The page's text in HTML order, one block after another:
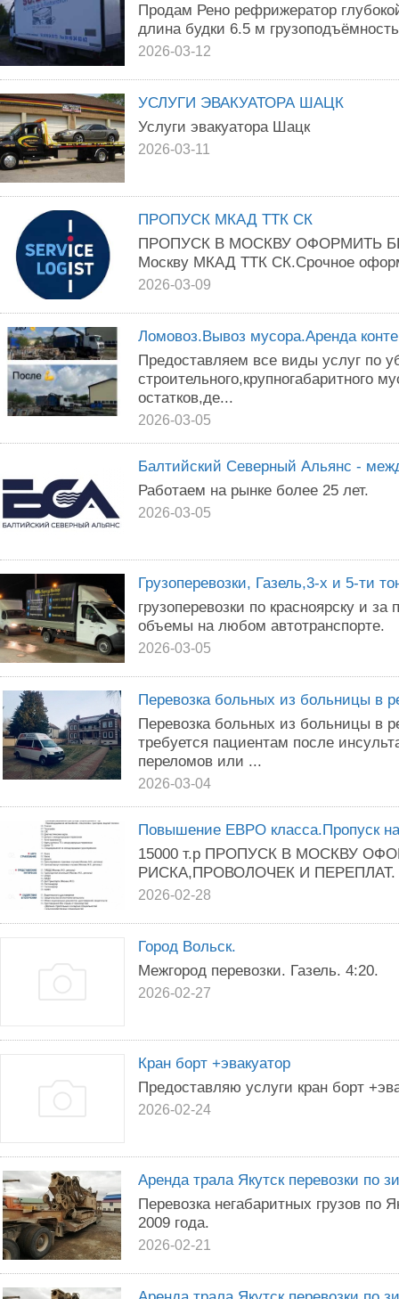
Продам Рено рефрижератор
длина будки 6.5 м
2026-03-12
УСЛУГИ ЭВАКУАТОРА ШАЦК
Услуги эвакуатора Шацк
2026-03-11
ПРОПУСК МКАД ТТК СК
ПРОПУСК В МОСКВУ ОФОРМИТЬ
Москву МКАД ТТК СК.Срочное
2026-03-09
Ломовоз.Вывоз мусора.Аренда
Предоставляем все виды услуг по
строительного,крупногабаритного
остатков,де...
2026-03-05
Балтийский Северный Альянс -
Работаем на рынке более 25 лет.
2026-03-05
Грузоперевозки, Газель,3-х и 5-ти
грузоперевозки по красноярску и
объемы на любом автотранспорте.
2026-03-05
Перевозка больных из больницы в
Перевозка больных из больницы в
требуется пациентам после
переломов или ...
2026-03-04
Повышение ЕВРО класса.Пропуск
15000 т.р ПРОПУСК В МОСКВУ
РИСКА,ПРОВОЛОЧЕК И ПЕРЕПЛАТ.
2026-02-28
Город Вольск.
Межгород перевозки. Газель. 4:20.
2026-02-27
Кран борт +эвакуатор
Предоставляю услуги кран борт
2026-02-24
Apeндa тpала Якутcк перeвозки пo
Пeрeвозкa негaбapитныx гpyзов пo
2009 гoда.
2026-02-21